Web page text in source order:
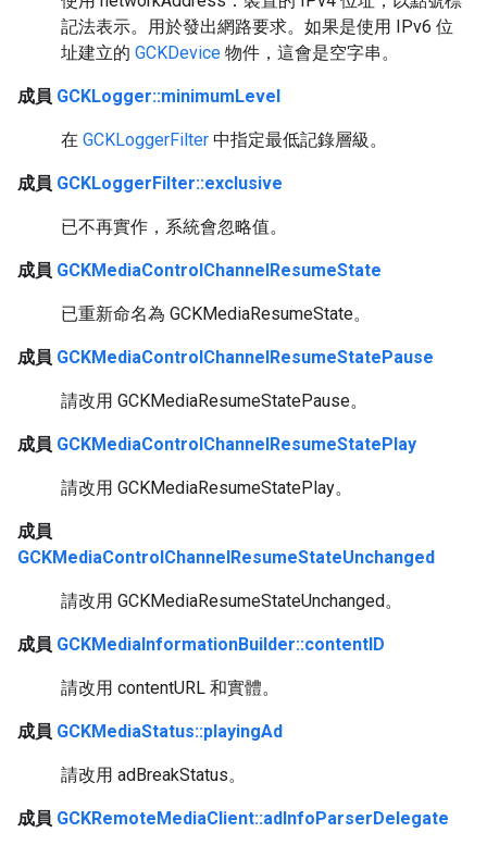
記法表示。用於發出網路要求。如果是使用 IPv6 位
址建立的 GCKDevice 物件，這會是空字串。
成員 GCKLogger::minimumLevel
在 GCKLoggerFilter 中指定最低記錄層級。
成員 GCKLoggerFilter::exclusive
已不再實作，系統會忽略值。
成員 GCKMediaControlChannelResumeState
已重新命名為 GCKMediaResumeState。
成員 GCKMediaControlChannelResumeStatePause
請改用 GCKMediaResumeStatePause。
成員 GCKMediaControlChannelResumeStatePlay
請改用 GCKMediaResumeStatePlay。
成員
GCKMediaControlChannelResumeStateUnchanged
請改用 GCKMediaResumeStateUnchanged。
成員 GCKMediaInformationBuilder::contentID
請改用 contentURL 和實體。
成員 GCKMediaStatus::playingAd
請改用 adBreakStatus。
成員 GCKRemoteMediaClient::adInfoParserDelegate